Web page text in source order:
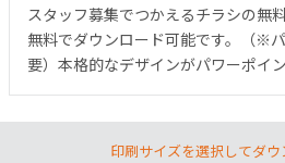
スタッフ募集でつかえるチラシの無
無料でダウンロード可能です。（※
要）本格的なデザインがパワーポイ
印刷サイズを選択してダウ